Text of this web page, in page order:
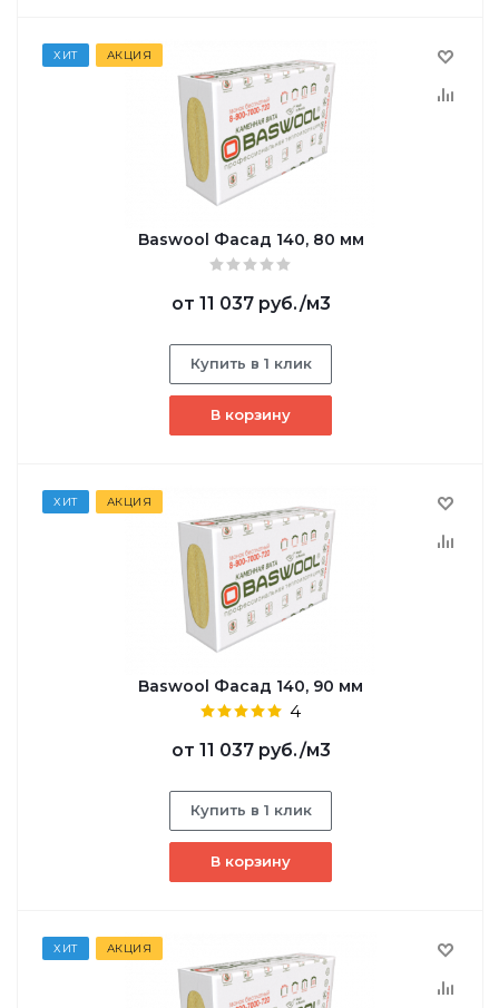
ХИТ АКЦИЯ
Baswool Фасад 140, 80 мм
от 11 037 руб./м3
Купить в 1 клик
В корзину
ХИТ АКЦИЯ
Baswool Фасад 140, 90 мм
4
от 11 037 руб./м3
Купить в 1 клик
В корзину
ХИТ АКЦИЯ